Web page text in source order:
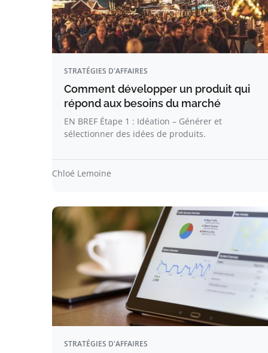
STRATÉGIES D'AFFAIRES
Comment développer un produit qui
répond aux besoins du marché
EN BREF Étape 1 : Idéation – Générer et
sélectionner des idées de produits.
Chloé Lemoine
STRATÉGIES D'AFFAIRES